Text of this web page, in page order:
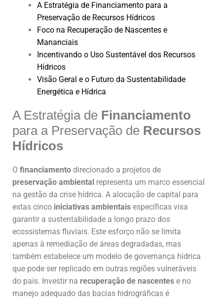
A Estratégia de Financiamento para a
Preservação de Recursos Hídricos
Foco na Recuperação de Nascentes e
Mananciais
Incentivando o Uso Sustentável dos Recursos
Hídricos
Visão Geral e o Futuro da Sustentabilidade
Energética e Hídrica
A Estratégia de Financiamento
para a Preservação de Recursos
Hídricos
O financiamento direcionado a projetos de
preservação ambiental representa um marco essencial
na gestão da crise hídrica. A alocação de capital para
estas cinco iniciativas ambientais específicas visa
garantir a sustentabilidade a longo prazo dos
ecossistemas fluviais. Este esforço não se limita
apenas à remediação de áreas degradadas, mas
também estabelece um modelo de governança hídrica
que pode ser replicado em outras regiões vulneráveis
do país. Investir na recuperação de nascentes e no
manejo adequado das bacias hidrográficas é